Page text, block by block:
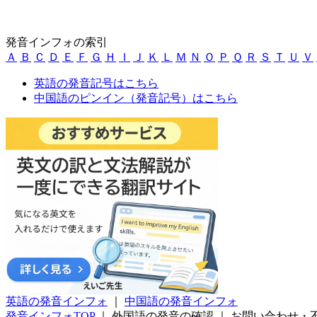
発音インフォの索引
Ａ
Ｂ Ｃ Ｄ Ｅ Ｆ Ｇ Ｈ Ｉ Ｊ Ｋ Ｌ Ｍ Ｎ Ｏ Ｐ Ｑ Ｒ Ｓ Ｔ Ｕ Ｖ
英語の発音記号はこちら
中国語のピンイン（発音記号）はこちら
英語の発音インフォ
中国語の発音インフォ